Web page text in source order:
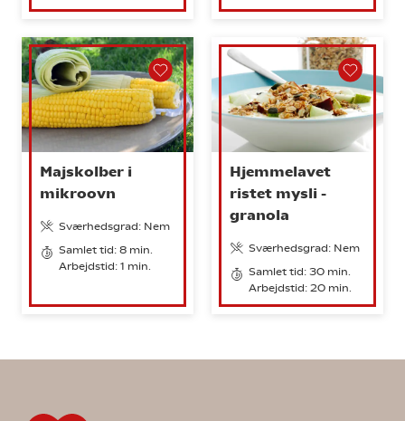
Majskolber i
mikroovn
Sværhedsgrad: Nem
Samlet tid: 8 min.
Arbejdstid: 1 min.
Hjemmelavet
ristet mysli -
granola
Sværhedsgrad: Nem
Samlet tid: 30 min.
Arbejdstid: 20 min.